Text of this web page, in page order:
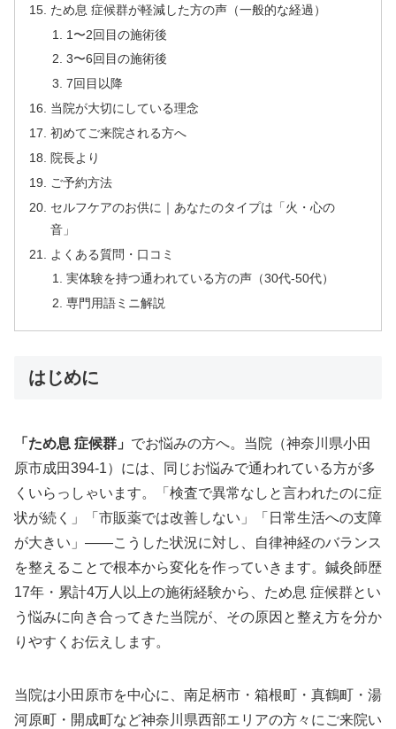
ため息 症候群が軽減した方の声（一般的な経過）
1〜2回目の施術後
3〜6回目の施術後
7回目以降
当院が大切にしている理念
初めてご来院される方へ
院長より
ご予約方法
セルフケアのお供に｜あなたのタイプは「火・心の
音」
よくある質問・口コミ
実体験を持つ通われている方の声（30代-50代）
専門用語ミニ解説
はじめに
「ため息 症候群」 でお悩みの方へ。当院（神奈川県小田
原市成田394-1）には、同じお悩みで通われている方が多
くいらっしゃいます。「検査で異常なしと言われたのに症
状が続く」「市販薬では改善しない」「日常生活への支障
が大きい」——こうした状況に対し、自律神経のバランス
を整えることで根本から変化を作っていきます。鍼灸師歴
17年・累計4万人以上の施術経験から、ため息 症候群とい
う悩みに向き合ってきた当院が、その原因と整え方を分か
りやすくお伝えします。
当院は小田原市を中心に、南足柄市・箱根町・真鶴町・湯
河原町・開成町など神奈川県西部エリアの方々にご来院い